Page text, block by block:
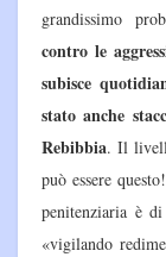
grandissimo
contro le
subisce
stato anche
Rebibbia. Il
può essere
penitenziaria è
«vigilando